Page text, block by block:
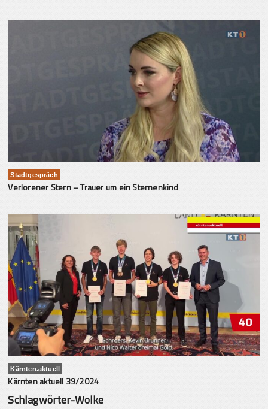
Stadtgespräch
Verlorener Stern – Trauer um ein Sternenkind
Kärnten.aktuell
Kärnten aktuell 39/2024
Schlagwörter-Wolke